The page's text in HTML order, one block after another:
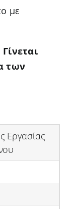
με
των
Εργασίας